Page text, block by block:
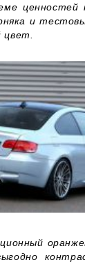
ценностей
и
цвет.